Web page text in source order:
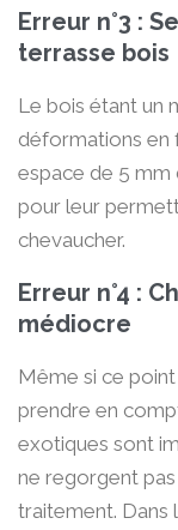
Erreur n°3 :
terrasse bois
Le bois étant un
déformations en
espace de 5
pour leur
chevaucher.
Erreur n°4 :
médiocre
Même si ce
prendre en
exotiques sont
ne regorgent
traitement. Dans